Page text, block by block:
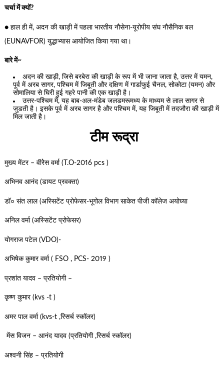
चर्चा में क्यों?
● हाल ही में, अदन की खाड़ी में पहला भारतीय नौसेना-यूरोपीय संघ नौसैनिक बल
(EUNAVFOR) युद्धाभ्यास आयोजित किया गया था।
बारे में~
अदन की खाड़ी, जिसे बरबेरा की खाड़ी के रूप में भी जाना जाता है, उत्तर में यमन,
पूर्व में अरब सागर, पश्चिम में जिबूती और दक्षिण में गार्डाफुई चैनल, सोकोटा (यमन) और
सोमालिया से घिरी हुई गहरे पानी की एक खाड़ी है।
उत्तर-पश्चिम में, यह बाब-अल-मंडेब जलडमरूमध्य के माध्यम से लाल सागर से
जुडती है। इसके पूर्व में अरब सागर है और पश्चिम में, यह जिबूती में तदजौरा की खाड़ी में
मिल जाती है।
टीम रूद्रा
मुख्य मेंटर – वीरेेस वर्मा (T.O-2016 pcs )
अभिनव आनंद (डायट प्रवक्ता)
डॉ० संत लाल (अस्सिटेंट प्रोफेसर-भूगोल विभाग साकेत पीजी कॉलेज अयोघ्या
अनिल वर्मा (अस्सिटेंट प्रोफेसर)
योगराज पटेल (VDO)-
अभिषेक कुमार वर्मा ( FSO , PCS- 2019 )
प्रशांत यादव – प्रतियोगी –
कृष्ण कुमार (kvs -t )
अमर पाल वर्मा (kvs-t ,रिसर्च स्कॉलर)
मेंस विजन – आनंद यादव (प्रतियोगी ,रिसर्च स्कॉलर)
अश्वनी सिंह – प्रतियोगी